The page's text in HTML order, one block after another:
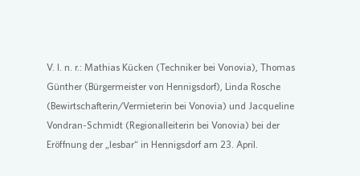
V. l. n. r.: Mathias Kücken (Techniker bei Vonovia), Thomas
Günther (Bürgermeister von Hennigsdorf), Linda Rosche
(Bewirtschafterin/Vermieterin bei Vonovia) und Jacqueline
Vondran-Schmidt (Regionalleiterin bei Vonovia) bei der
Eröffnung der „lesbar“ in Hennigsdorf am 23. April.